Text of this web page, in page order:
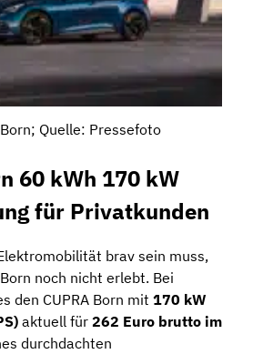
Quelle: Pressefoto
60 kWh 170 kW
für Privatkunden
brav sein muss,
noch nicht erlebt. Bei
den CUPRA Born mit 170 kW
aktuell für 262 Euro brutto im
durchdachten